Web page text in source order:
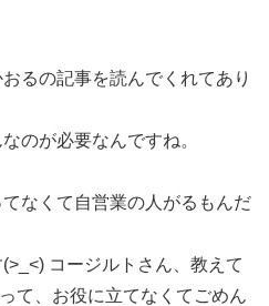
るの記事を読んでくれてあり
のが必要なんですね。
なくて自営業の人がるもんだ
コージルトさん、教えて
て、お役に立てなくてごめん